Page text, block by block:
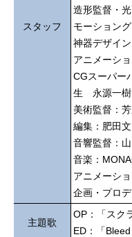
スタッフ
造形監督・
モーション
神器デザイ
アニメーシ
CGスーパ
生 永源一樹
美術監督：
編集：肥田文
音響監督：
音楽：
アニメーシ
企画・プロ
主題歌
OP：「スク
ED：「